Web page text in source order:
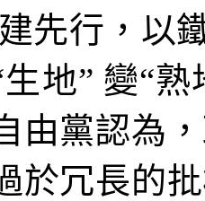
先行，以
地” 變“
由黨認為
於冗長的